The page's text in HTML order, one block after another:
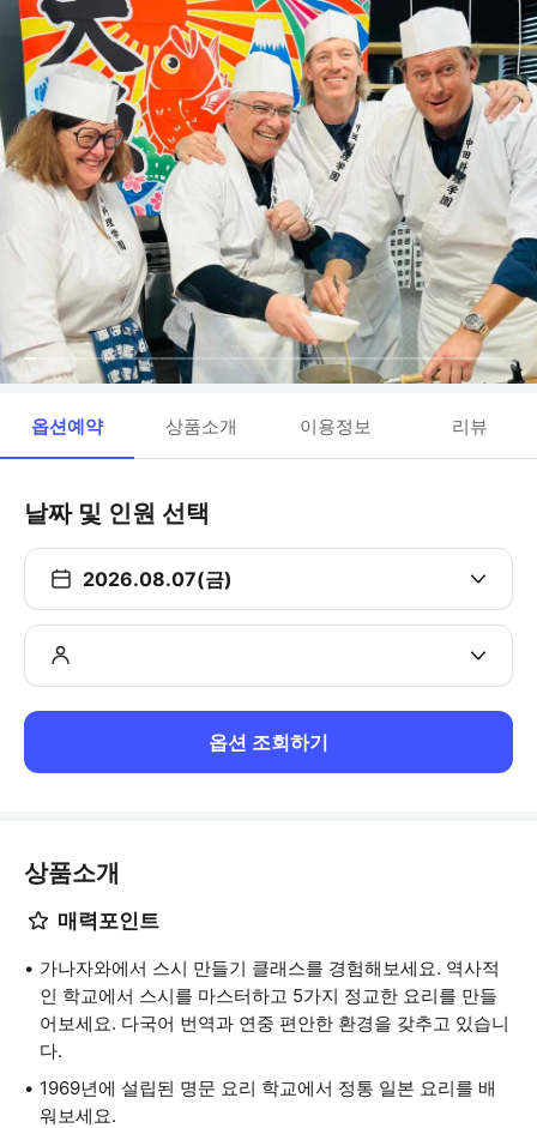
옵션예약 상품소개 이용정보 리뷰
날짜 및 인원 선택
2026.08.07(금)
옵션 조회하기
상품소개
매력포인트
가나자와에서 스시 만들기 클래스를 경험해보세요. 역사적
인 학교에서 스시를 마스터하고 5가지 정교한 요리를 만들
어보세요. 다국어 번역과 연중 편안한 환경을 갖추고 있습니
다.
1969년에 설립된 명문 요리 학교에서 정통 일본 요리를 배
워보세요.